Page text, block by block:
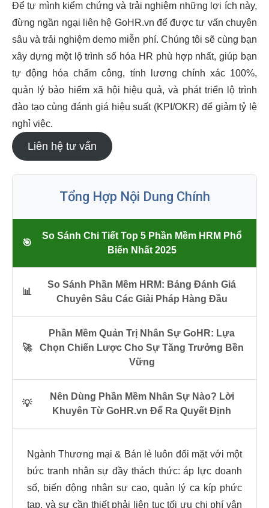
Để tự mình kiểm chứng và trải nghiệm những lợi ích này,
đừng ngần ngại liên hệ GoHR.vn để được tư vấn chuyên
sâu và trải nghiệm demo miễn phí. Chúng tôi sẽ cùng bạn
xây dựng một lộ trình số hóa HR phù hợp nhất, giúp bạn
tự động hóa chấm công, tính lương chính xác 100%,
quản lý bảo hiểm xã hội hiệu quả, và phát triển lộ trình
đào tạo cùng đánh giá hiệu suất (KPI/OKR) để giảm tỷ lệ
nghỉ việc.
Liên hệ tư vấn
Tổng Hợp Nội Dung Chính
🎯
So Sánh Chi Tiết Top 5 Phần Mềm HRM Phổ
Biến Nhất 2025
📊
So Sánh Phần Mềm HRM: Bảng Đánh Giá
Chuyên Sâu Các Giải Pháp Hàng Đầu
🚀
Phần Mềm Quản Trị Nhân Sự GoHR: Lựa
Chọn Chiến Lược Cho Sự Tăng Trưởng Bền
Vững
💡
Nên Dùng Phần Mềm Nhân Sự Nào? Lời
Khuyên Từ GoHR.vn Để Ra Quyết Định
Ngành Thương mại & Bán lẻ luôn đối mặt với một
bức tranh nhân sự đầy thách thức: áp lực doanh
số, biến động nhân sự cao, quản lý ca kíp phức
tạp, và sự cần thiết phải liên tục tối ưu chi phí vận